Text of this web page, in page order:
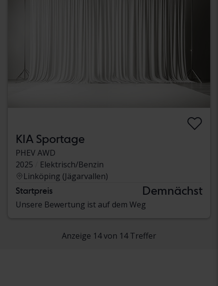
KIA Sportage
PHEV AWD
2025
Elektrisch/Benzin
Linköping (Jägarvallen)
Startpreis Demnächst
Unsere Bewertung ist auf dem Weg
Anzeige 14 von 14 Treffer